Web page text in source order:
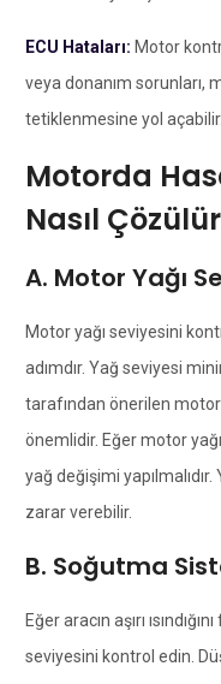
ECU Hataları: Motor
veya donanım sorunları,
tetiklenmesine yol açabilir.
Motorda
Nasıl
A. Motor Yağı
Motor yağı seviyesini
adımdır. Yağ seviyesi
tarafından önerilen
önemlidir. Eğer motor
yağ değişimi
zarar verebilir.
B. Soğutma
Eğer aracın aşırı
seviyesini kontrol edin.